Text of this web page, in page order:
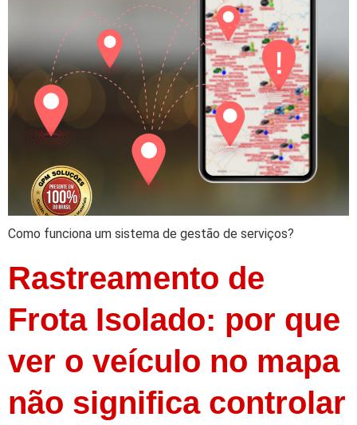
Como funciona um sistema de gestão de serviços?
Rastreamento de
Frota Isolado: por que
ver o veículo no mapa
não significa controlar